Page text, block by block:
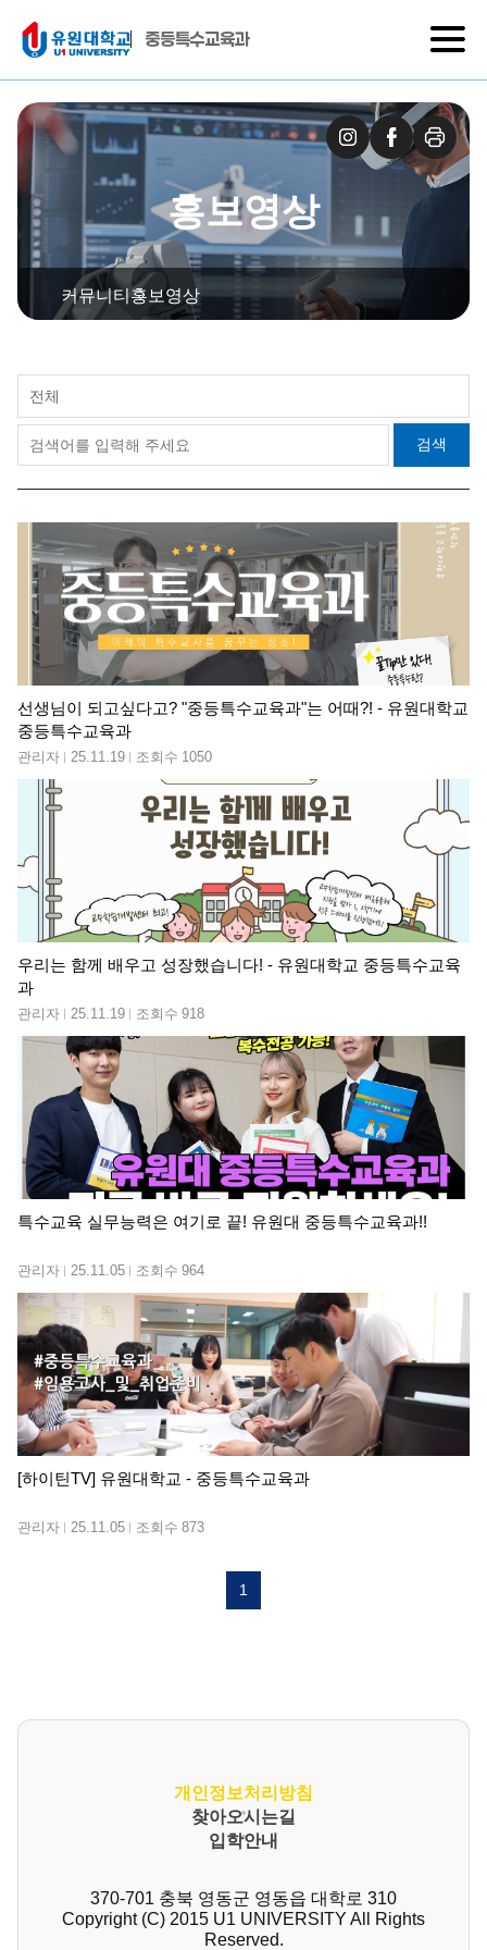
중등특수교육과
홍보영상
커뮤니티홍보영상
전체
검색
선생님이 되고싶다고? "중등특수교육과"는 어때?! - 유원대학교
중등특수교육과
관리자 25.11.19 조회수 1050
우리는 함께 배우고 성장했습니다! - 유원대학교 중등특수교육
과
관리자 25.11.19 조회수 918
특수교육 실무능력은 여기로 끝! 유원대 중등특수교육과!!
관리자 25.11.05 조회수 964
[하이틴TV] 유원대학교 - 중등특수교육과
관리자 25.11.05 조회수 873
1
개인정보처리방침
찾아오시는길
입학안내
370-701 충북 영동군 영동읍 대학로 310
Copyright (C) 2015 U1 UNIVERSITY All Rights
Reserved.